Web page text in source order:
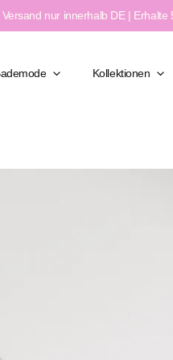
Versand nur innerhalb DE |
Kollektionen